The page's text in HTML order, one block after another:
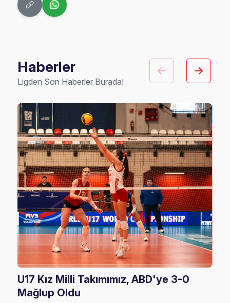
Haberler
Ligden Son Haberler Burada!
U17 Kız Milli Takımımız, ABD'ye 3-0
Mağlup Oldu